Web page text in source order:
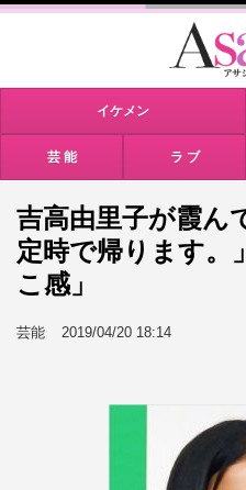
イケメン
芸 能 ラ ブ
吉高由里子が霞ん
定時で帰ります。
こ感」
芸能 2019/04/20 18:14